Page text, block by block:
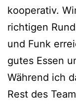
kooperativ.
richtigen
und Funk
gutes Essen
Während ich
Rest des